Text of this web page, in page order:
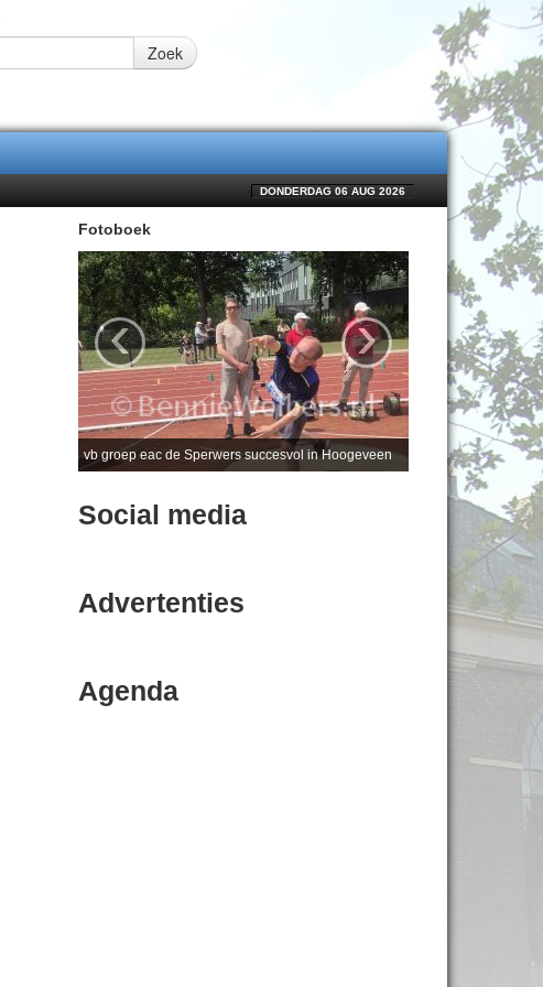
Zoek
DONDERDAG 06 AUG 2026
Fotoboek
vb groep eac de Sperwers succesvol in Hoogeveen
‹ ›
Social media
Advertenties
Agenda